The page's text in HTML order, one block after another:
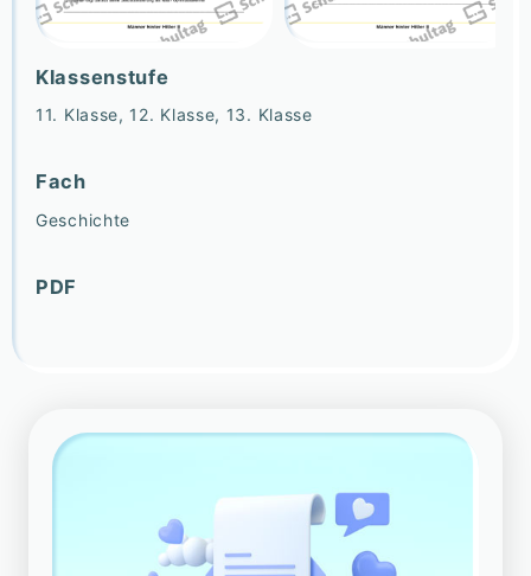
Klassenstufe
11. Klasse, 12. Klasse, 13. Klasse
Fach
Geschichte
PDF